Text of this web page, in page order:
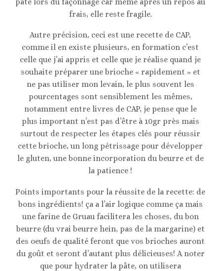
frais, elle reste fragile.
Autre précision, ceci est une recette de CAP,
comme il en existe plusieurs, en formation c’est
celle que j’ai appris et celle que je réalise quand je
souhaite préparer une brioche « rapidement » et
ne pas utiliser mon levain, le plus souvent les
pourcentages sont sensiblement les mêmes,
notamment entre livres de CAP, je pense que le
plus important n’est pas d’être à 10gr près mais
surtout de respecter les étapes clés pour réussir
cette brioche, un long pétrissage pour développer
le gluten, une bonne incorporation du beurre et de
la patience !
Points importants pour la réussite de la recette: de
bons ingrédients! ça a l’air logique comme ça mais
une farine de Gruau facilitera les choses, du bon
beurre (du vrai beurre hein, pas de la margarine) et
des oeufs de qualité feront que vos brioches auront
du goût et seront d’autant plus délicieuses! A noter
que pour hydrater la pâte, on utilisera